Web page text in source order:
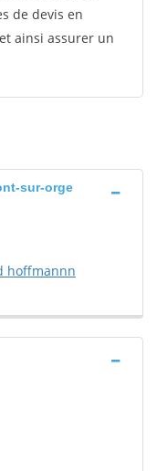
de devis en
ainsi assurer un
sur-orge
hoffmannn